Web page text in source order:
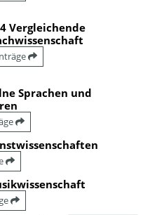
Vergleichende
Sprachen und